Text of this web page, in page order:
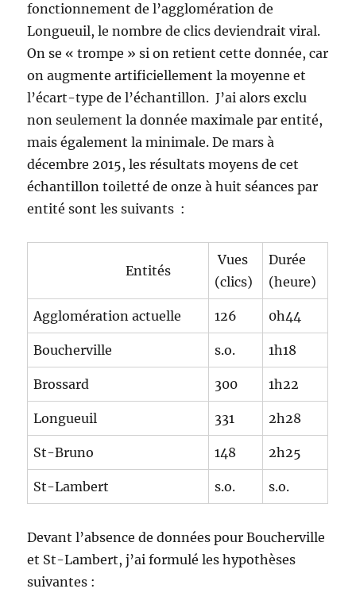
fonctionnement de l’agglomération de
Longueuil, le nombre de clics deviendrait viral.
On se « trompe » si on retient cette donnée, car
on augmente artificiellement la moyenne et
l’écart-type de l’échantillon. J’ai alors exclu
non seulement la donnée maximale par entité,
mais également la minimale. De mars à
décembre 2015, les résultats moyens de cet
échantillon toiletté de onze à huit séances par
entité sont les suivants :
Entités
Vues
(clics)
Durée
(heure)
Agglomération actuelle 126 0h44
Boucherville s.o. 1h18
Brossard 300 1h22
Longueuil 331 2h28
St-Bruno 148 2h25
St-Lambert s.o. s.o.
Devant l’absence de données pour Boucherville
et St-Lambert, j’ai formulé les hypothèses
suivantes :